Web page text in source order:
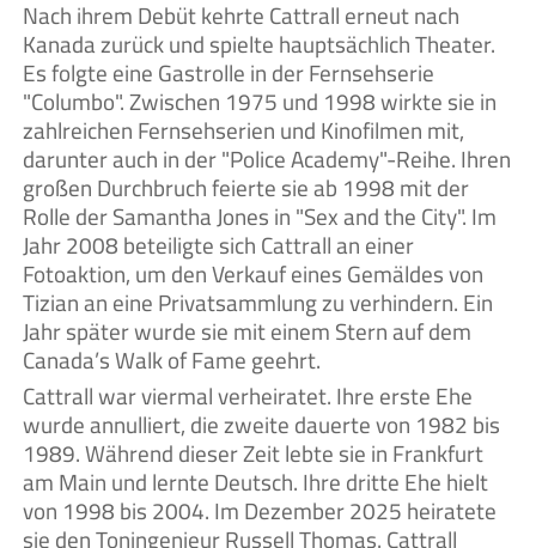
Nach ihrem Debüt kehrte Cattrall erneut nach
Kanada zurück und spielte hauptsächlich Theater.
Es folgte eine Gastrolle in der Fernsehserie
"Columbo". Zwischen 1975 und 1998 wirkte sie in
zahlreichen Fernsehserien und Kinofilmen mit,
darunter auch in der "Police Academy"-Reihe. Ihren
großen Durchbruch feierte sie ab 1998 mit der
Rolle der Samantha Jones in "Sex and the City". Im
Jahr 2008 beteiligte sich Cattrall an einer
Fotoaktion, um den Verkauf eines Gemäldes von
Tizian an eine Privatsammlung zu verhindern. Ein
Jahr später wurde sie mit einem Stern auf dem
Canada’s Walk of Fame geehrt.
Cattrall war viermal verheiratet. Ihre erste Ehe
wurde annulliert, die zweite dauerte von 1982 bis
1989. Während dieser Zeit lebte sie in Frankfurt
am Main und lernte Deutsch. Ihre dritte Ehe hielt
von 1998 bis 2004. Im Dezember 2025 heiratete